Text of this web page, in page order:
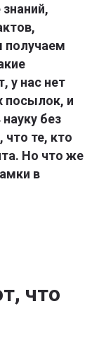
получаем
у нас нет
посылок, и
без
те, кто
Но что же
в
что